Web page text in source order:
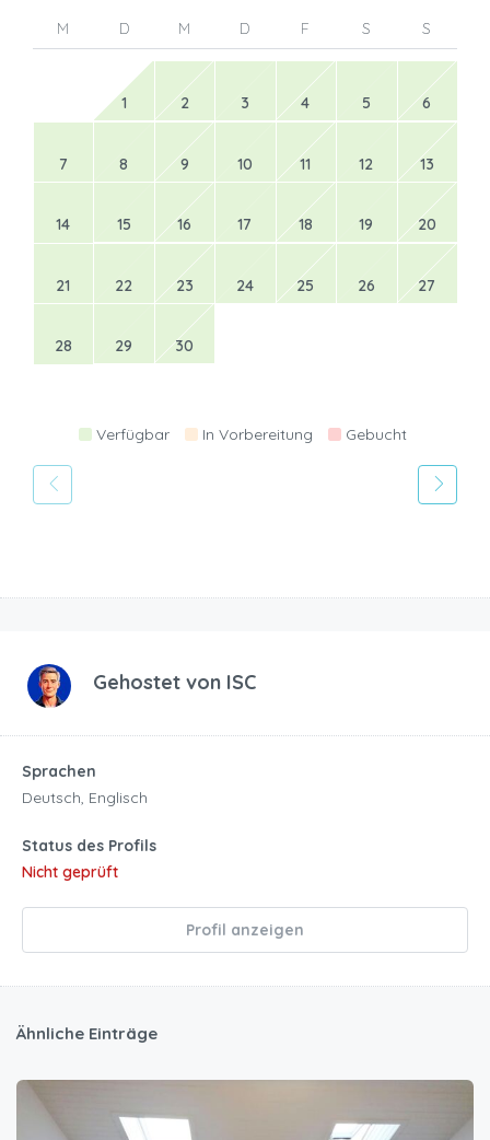
M D M D F S S
1 2 3 4 5 6
7 8 9 10 11 12 13
14 15 16 17 18 19 20
21 22 23 24 25 26 27
28 29 30
Verfügbar In Vorbereitung Gebucht
Gehostet von ISC
Sprachen
Deutsch, Englisch
Status des Profils
Nicht geprüft
Profil anzeigen
Ähnliche Einträge